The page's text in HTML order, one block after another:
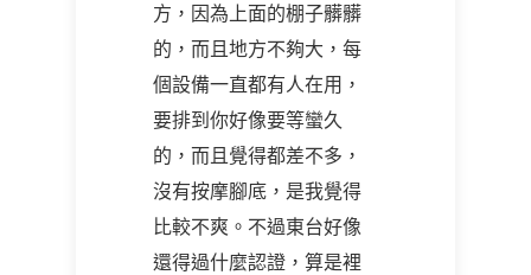
方，因為上面的棚子髒髒
的，而且地方不夠大，每
個設備一直都有人在用，
要排到你好像要等蠻久
的，而且覺得都差不多，
沒有按摩腳底，是我覺得
比較不爽。不過東台好像
還得過什麼認證，算是裡